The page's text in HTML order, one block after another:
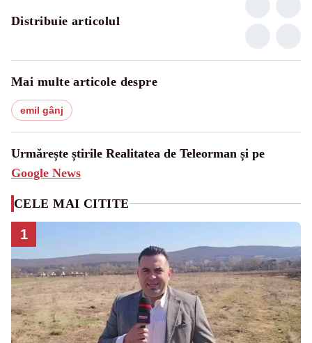
Distribuie articolul
Mai multe articole despre
emil gânj
Urmărește știrile Realitatea de Teleorman și pe
Google News
CELE MAI CITITE
1